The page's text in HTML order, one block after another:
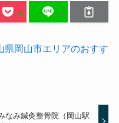
県岡山市エリアのおすす
なみ鍼灸整骨院（岡山駅